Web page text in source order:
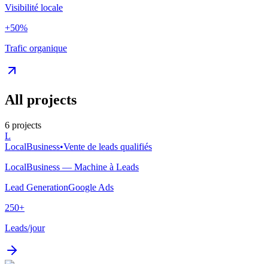
Visibilité locale
+50%
Trafic organique
All projects
6 projects
L
LocalBusiness•Vente de leads qualifiés
LocalBusiness — Machine à Leads
Lead GenerationGoogle Ads
250+
Leads/jour